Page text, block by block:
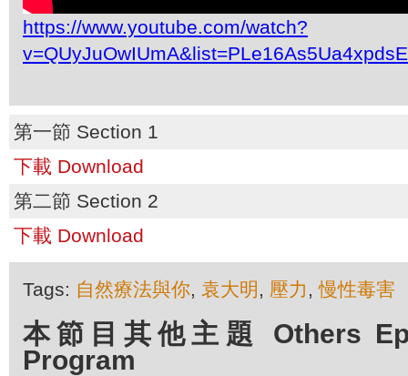
https://www.youtube.com/watch?
第一節 Section 1
下載 Download
第二節 Section 2
下載 Download
Tags: 自然療法與你, 袁大明 , 壓力 ,慢性毒害
本節目其他主題 Others
Program